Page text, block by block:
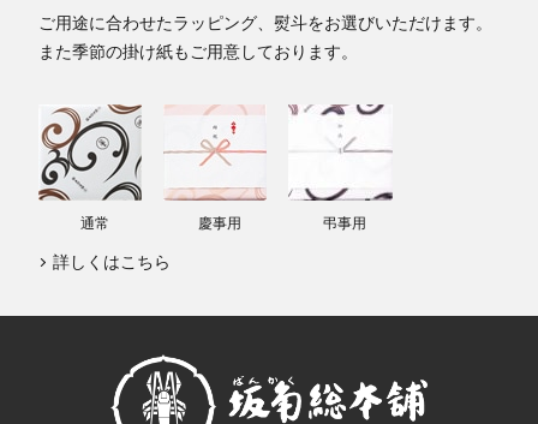
ご用途に合わせたラッピング、熨斗をお選びいただけます。
また季節の掛け紙もご用意しております。
通常 慶事用 弔事用
詳しくはこちら